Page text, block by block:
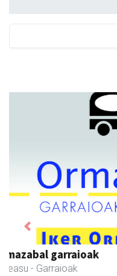
Javier Iraola harategia
Asteasu - Harategiak
Previous